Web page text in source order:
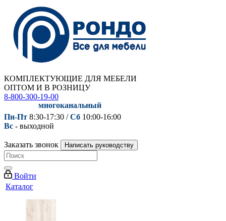
КОМПЛЕКТУЮЩИЕ ДЛЯ МЕБЕЛИ
ОПТОМ И В РОЗНИЦУ
8-800-300-19-00
многоканальный
Пн-Пт 8:30-17:30 /Сб 10:00-16:00
Вс - выходной
Заказать звонок Написать руководству
Войти
Каталог